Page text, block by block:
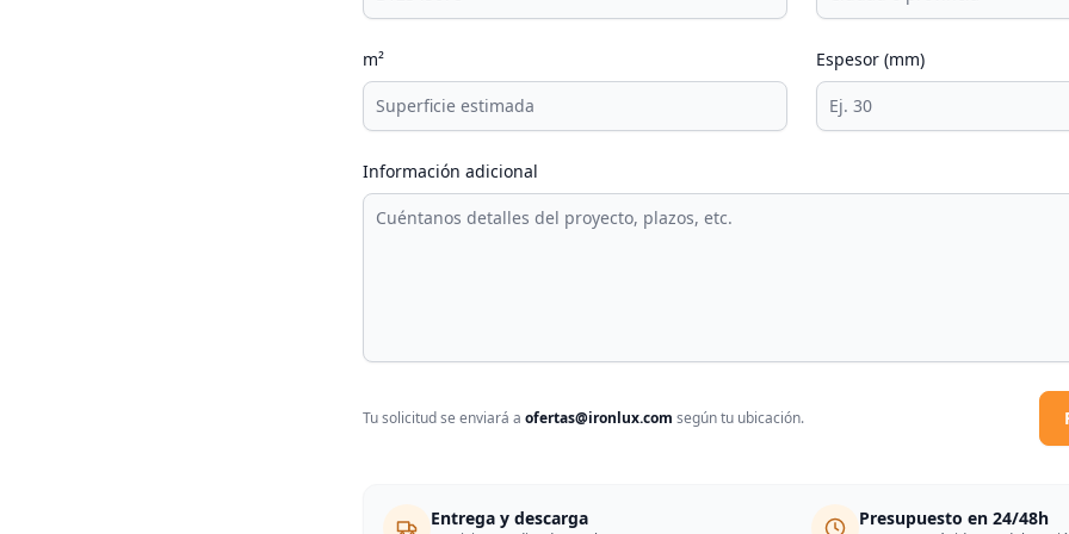
m² Espesor (mm)
Información adicional
Tu solicitud se enviará a ofertas@ironlux.com según tu ubicación.
Entrega y descarga Presupuesto en 24/48h